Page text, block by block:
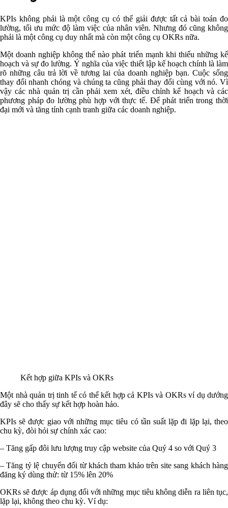
KPIs không phải là một công cụ có thể giải được tất cả bài toán đo
lường, tối ưu mức độ làm việc của nhân viên. Nhưng đó cũng không
phải là một công cụ duy nhất mà còn một công cụ OKRs nữa.
Một doanh nghiệp không thể nào phát triển mạnh khi thiếu những kế
hoạch và sự đo lường. Ý nghĩa của việc thiết lập kế hoạch chính là làm
rõ những câu trả lời về tương lai của doanh nghiệp bạn. Cuộc sống
thay đổi nhanh chóng và chúng ta cũng phải thay đổi cùng với nó. Vì
vậy các nhà quản trị cần phải xem xét, điều chỉnh kế hoạch và các
phương pháp đo lường phù hợp với thực tế. Để phát triển trong thời
đại mới và tăng tính cạnh tranh giữa các doanh nghiệp.
Kết hợp giữa KPIs và OKRs
Một nhà quản trị tinh tế có thể kết hợp cả KPIs và OKRs ví dụ dướng
đây sẽ cho thấy sự kết hợp hoàn hảo.
KPIs sẽ được giao với những mục tiêu có tần suất lặp đi lặp lại, theo
chu kỳ, đòi hỏi sự chính xác cao:
– Tăng gấp đôi lưu lượng truy cập website của Quý 4 so với Quý 3
– Tăng tỷ lệ chuyển đổi từ khách tham khảo trên site sang khách hàng
đăng ký dùng thử: từ 15% lên 20%
OKRs sẽ được áp dụng đối với những mục tiêu không diễn ra liên tục,
lặp lại, không theo chu kỳ. Ví dụ: